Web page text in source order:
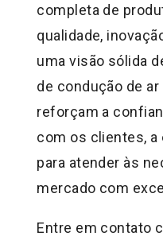
completa de
qualidade,
uma visão sólida
de condução de
reforçam a
com os clientes, a
para atender às
mercado com
Entre em contato